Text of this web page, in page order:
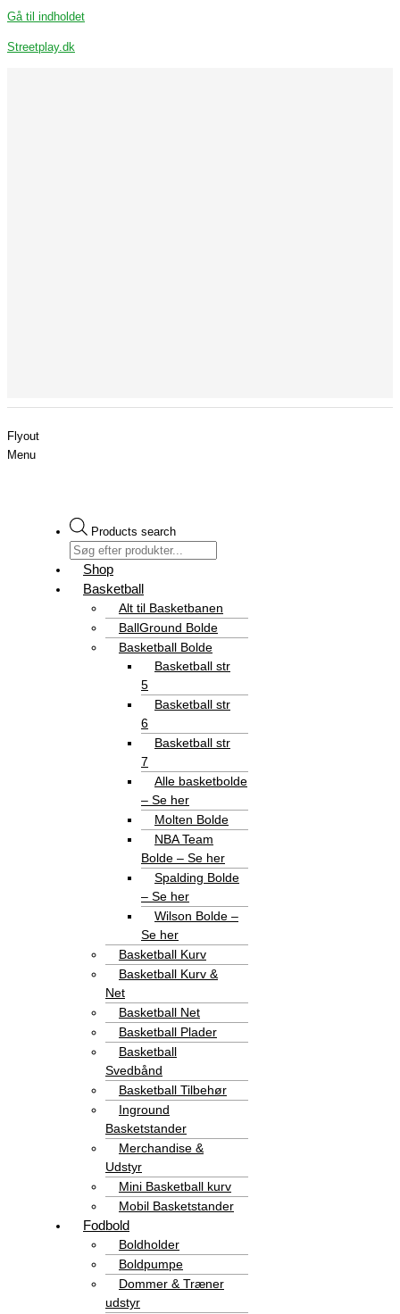
Gå til indholdet
Streetplay.dk
Flyout
Menu
Products search
Shop
Basketball
Alt til Basketbanen
BallGround Bolde
Basketball Bolde
Basketball str
5
Basketball str
6
Basketball str
7
Alle basketbolde
– Se her
Molten Bolde
NBA Team
Bolde – Se her
Spalding Bolde
– Se her
Wilson Bolde –
Se her
Basketball Kurv
Basketball Kurv &
Net
Basketball Net
Basketball Plader
Basketball
Svedbånd
Basketball Tilbehør
Inground
Basketstander
Merchandise &
Udstyr
Mini Basketball kurv
Mobil Basketstander
Fodbold
Boldholder
Boldpumpe
Dommer & Træner
udstyr